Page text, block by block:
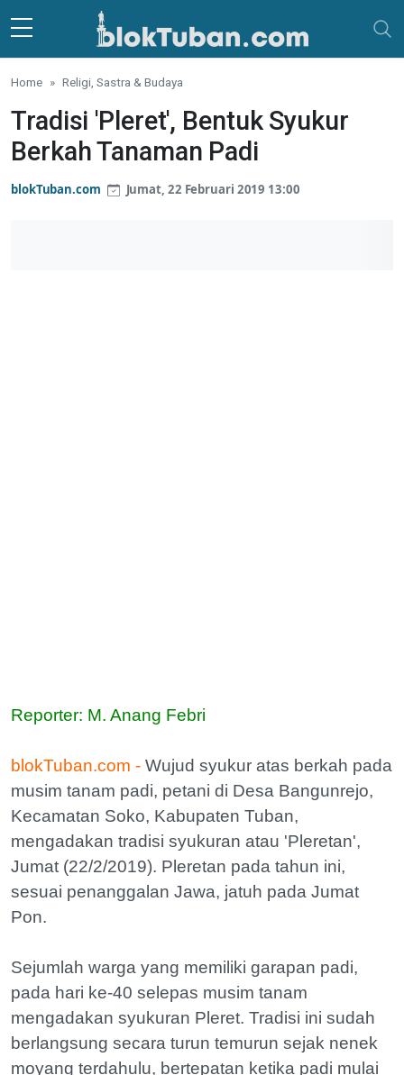
Skip to main content
Home Religi, Sastra & Budaya
Tradisi 'Pleret', Bentuk Syukur
Berkah Tanaman Padi
blokTuban.com Jumat, 22 Februari 2019 13:00
Reporter: M. Anang Febri
blokTuban.com - Wujud syukur atas berkah pada
musim tanam padi, petani di Desa Bangunrejo,
Kecamatan Soko, Kabupaten Tuban,
mengadakan tradisi syukuran atau 'Pleretan',
Jumat (22/2/2019). Pleretan pada tahun ini,
sesuai penanggalan Jawa, jatuh pada Jumat
Pon.
Sejumlah warga yang memiliki garapan padi,
pada hari ke-40 selepas musim tanam
mengadakan syukuran Pleret. Tradisi ini sudah
berlangsung secara turun temurun sejak nenek
moyang terdahulu, bertepatan ketika padi mulai